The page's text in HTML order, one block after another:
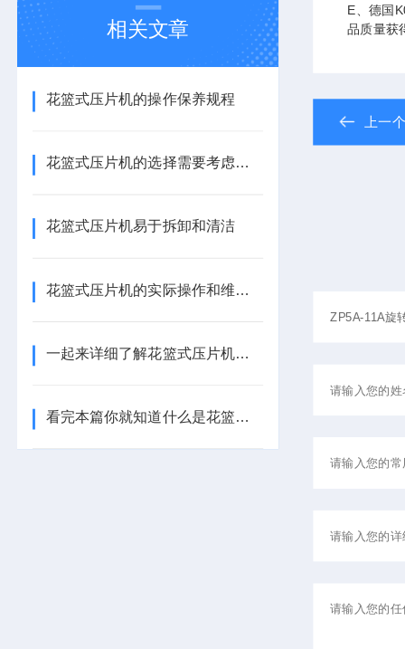
相关文章
花篮式压片机的操作保养规程
花篮式压片机的选择需要考虑多个因素
花篮式压片机易于拆卸和清洁
花篮式压片机的实际操作和维护，可以考虑以下几点
一起来详细了解花篮式压片机的工作原理
看完本篇你就知道什么是花篮式压片机冲模了
E、德国
品质量获
上一